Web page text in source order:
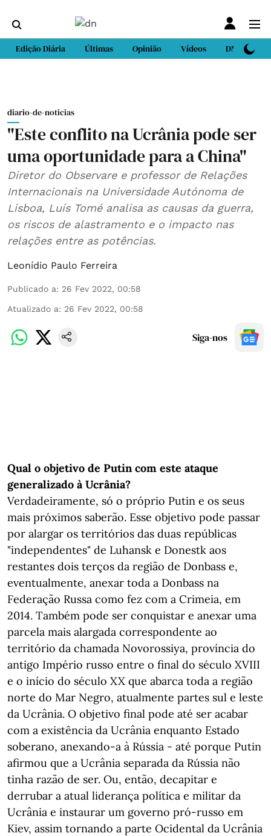
Edição Diária Últimas Opinião Vídeos DN Sport
diario-de-noticias
"Este conflito na Ucrânia pode ser
uma oportunidade para a China"
Diretor do Observare e professor de Relações
Internacionais na Universidade Autónoma de
Lisboa, Luís Tomé analisa as causas da guerra,
os riscos de alastramento e o impacto nas
relações entre as potências.
Leonídio Paulo Ferreira
Publicado a: 26 Fev 2022, 00:58
Atualizado a: 26 Fev 2022, 00:58
Siga-nos
Qual o objetivo de Putin com este ataque
generalizado à Ucrânia?
Verdadeiramente, só o próprio Putin e os seus
mais próximos saberão. Esse objetivo pode passar
por alargar os territórios das duas repúblicas
"independentes" de Luhansk e Donestk aos
restantes dois terços da região de Donbass e,
eventualmente, anexar toda a Donbass na
Federação Russa como fez com a Crimeia, em
2014. Também pode ser conquistar e anexar uma
parcela mais alargada correspondente ao
território da chamada Novorossiya, província do
antigo Império russo entre o final do século XVIII
e o início do século XX que abarca toda a região
norte do Mar Negro, atualmente partes sul e leste
da Ucrânia. O objetivo final pode até ser acabar
com a existência da Ucrânia enquanto Estado
soberano, anexando-a à Rússia - até porque Putin
afirmou que a Ucrânia separada da Rússia não
tinha razão de ser. Ou, então, decapitar e
derrubar a atual liderança política e militar da
Ucrânia e instaurar um governo pró-russo em
Kiev, assim tornando a parte Ocidental da Ucrânia